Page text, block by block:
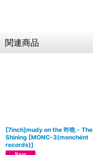
関連商品
[7inch]mudy on the 昨晩 - The
Shining [MONC-3(monchént
records)]